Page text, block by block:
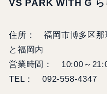
VS PARK WITH G ら
住所： 福岡市博多区
と福岡内
営業時間： 10:00～
TEL： 092-558-4347